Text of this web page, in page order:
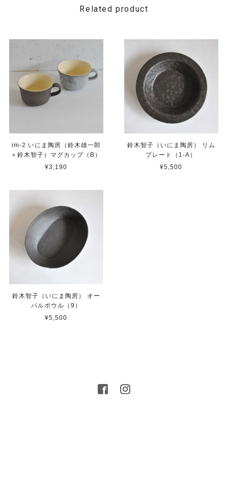
Related product
im-2 いにま陶房（鈴木雄一郎
＋鈴木智子）マグカップ（B）
¥3,190
鈴木智子（いにま陶房） リム
プレート（1-A）
¥5,500
鈴木智子（いにま陶房） オー
バルボウル（9）
¥5,500